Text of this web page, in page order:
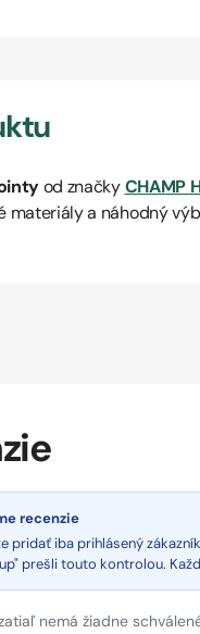
od značkyCHAMP
materiály a náhodný
recenzie
pridať iba prihlásený
prešli touto kontrolou.
nemá žiadne